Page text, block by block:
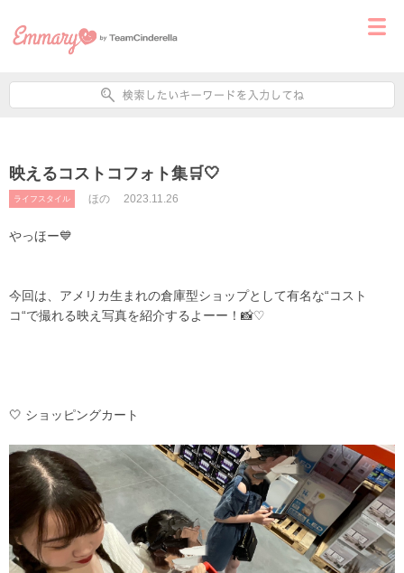
映えるコストコフォト集🛒🤍
ライフスタイル ほの 2023.11.26
やっほー💙
今回は、アメリカ生まれの倉庫型ショップとして有名な“コスト
コ“で撮れる映え写真を紹介するよーー！📸♡
🤍 ショッピングカート